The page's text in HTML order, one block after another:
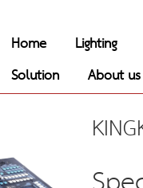
Home
Lighting
Solution
About us